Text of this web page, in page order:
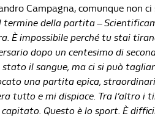
Campagna, comunque non ci
termine della partita –
È impossibile perché tu stai
dopo un centesimo di
stato il sangue, ma ci si può
una partita epica,
tutto e mi dispiace. Tra l’altro
Questo è lo sport. È